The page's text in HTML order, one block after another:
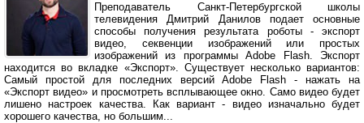
Преподаватель Санкт-Петербургской школы
телевидения Дмитрий Данилов подает основные
способы получения результата роботы - экспорт
видео, секвенции изображений или простых
изображений из программы Adobe Flash. Экспорт
находится во вкладке «Экспорт». Существует несколько вариантов:
Самый простой для последних версий Adobe Flash - нажать на
«Экспорт видео» и просмотреть всплывающее окно. Само видео будет
лишено настроек качества. Как вариант - видео изначально будет
хорошего качества, но большим...